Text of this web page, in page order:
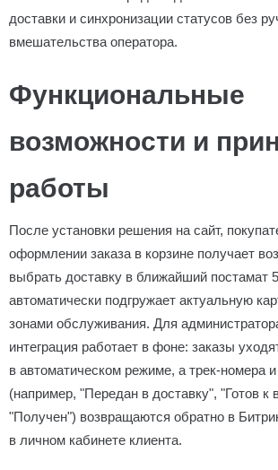
доставки и синхронизации статусов без
вмешательства оператора.
Функциональные
возможности и
работы
После установки решения на сайт,
оформлении заказа в корзине получает
выбрать доставку в ближайший постамат
автоматически подгружает актуальную
зонами обслуживания. Для
интеграция работает в фоне: заказы
в автоматическом режиме, а трек-номера
(например, "Передан в доставку", "Готов к
"Получен") возвращаются обратно в
в личном кабинете клиента.